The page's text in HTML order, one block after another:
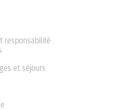
responsabilité
et séjours